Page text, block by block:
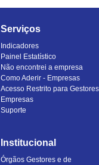
Serviços
Indicadores
Painel Estatístico
Não encontrei a empresa
Como Aderir - Empresas
Acesso Restrito para
Empresas
Suporte
Institucional
Órgãos Gestores e de